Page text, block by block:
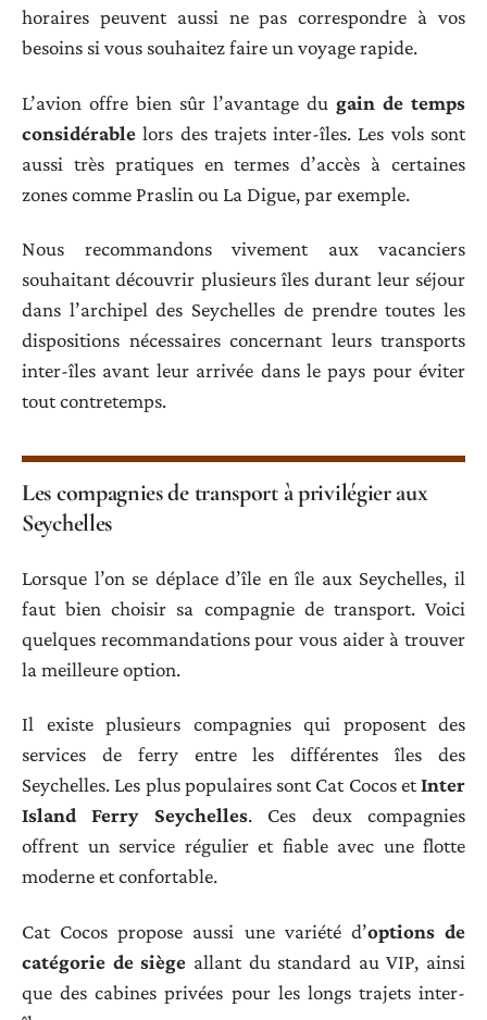
horaires peuvent aussi ne pas correspondre à vos
besoins si vous souhaitez faire un voyage rapide.
L’avion offre bien sûr l’avantage du gain de temps
considérable lors des trajets inter-îles. Les vols sont
aussi très pratiques en termes d’accès à certaines
zones comme Praslin ou La Digue, par exemple.
Nous recommandons vivement aux vacanciers
souhaitant découvrir plusieurs îles durant leur séjour
dans l’archipel des Seychelles de prendre toutes les
dispositions nécessaires concernant leurs transports
inter-îles avant leur arrivée dans le pays pour éviter
tout contretemps.
Les compagnies de transport à privilégier aux
Seychelles
Lorsque l’on se déplace d’île en île aux Seychelles, il
faut bien choisir sa compagnie de transport. Voici
quelques recommandations pour vous aider à trouver
la meilleure option.
Il existe plusieurs compagnies qui proposent des
services de ferry entre les différentes îles des
Seychelles. Les plus populaires sont Cat Cocos etInter
Island Ferry Seychelles. Ces deux compagnies
offrent un service régulier et fiable avec une flotte
moderne et confortable.
Cat Cocos propose aussi une variété d’options de
catégorie de siège allant du standard au VIP, ainsi
que des cabines privées pour les longs trajets inter-